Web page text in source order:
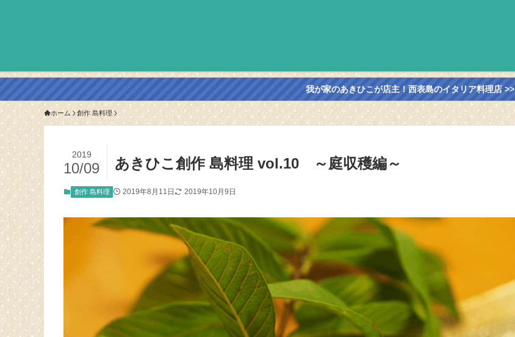
我が家のあきひこが店主！西表島のイタリア料理店 >>
ホーム 創作 島料理
あきひこ創作 島料理 vol.10 ～庭収穫編～
2019
10/09
創作 島料理 2019年8月11日 2019年10月9日